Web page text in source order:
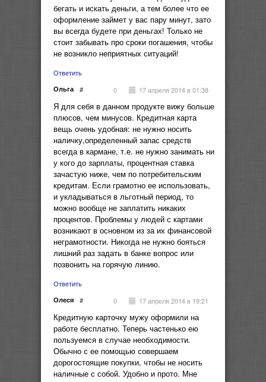
бегать и искать деньги, а тем более что ее
оформление займет у вас пару минут, зато
вы всегда будете при деньгах! Только не
стоит забывать про сроки погашения, чтобы
не возникло неприятных ситуаций!
Ответить
Ольга # 17 апреля 2014 в 01:38
0
Я для себя в данном продукте вижу больше
плюсов, чем минусов. Кредитная карта
вещь очень удобная: не нужно носить
наличку,определенный запас средств
всегда в кармане, т.е. не нужно занимать ни
у кого до зарплаты, процентная ставка
зачастую ниже, чем по потребительским
кредитам. Если грамотно ее использовать,
и укладываться в льготный период, то
можно вообще не заплатить никаких
процентов. Проблемы у людей с картами
возникают в основном из за их финансовой
неграмотности. Никогда не нужно бояться
лишний раз задать в банке вопрос или
позвонить на горячую линию.
Ответить
Олеся # 17 апреля 2014 в 19:21
0
Кредитную карточку мужу оформили на
работе бесплатно. Теперь частенько ею
пользуемся в случае необходимости.
Обычно с ее помощью совершаем
дорогостоящие покупки, чтобы не носить
наличные с собой. Удобно и прото. Мне